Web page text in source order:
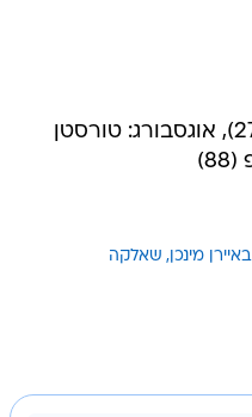
לוולפסבורג: פטריק הלמס (27), אוגסבורג: טורסטן
באיירן מינכן שאלקה